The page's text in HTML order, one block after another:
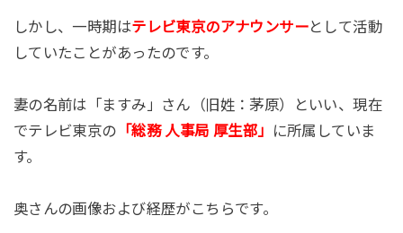
しかし、一時期はテレビ東京のアナウンサーとして活動
していたことがあったのです。
妻の名前は「ますみ」さん（旧姓：茅原）といい、現在
でテレビ東京の 「総務 人事局 厚生部」
に所属していま
す。
奥さんの画像および経歴がこちらです。